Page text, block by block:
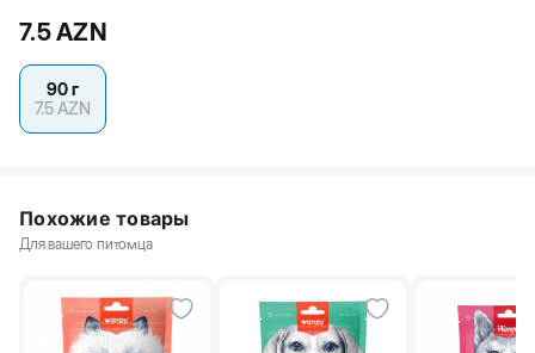
301 человек
7.5AZN
90 г
7.5AZN
Похожие товары
Для вашего питомца